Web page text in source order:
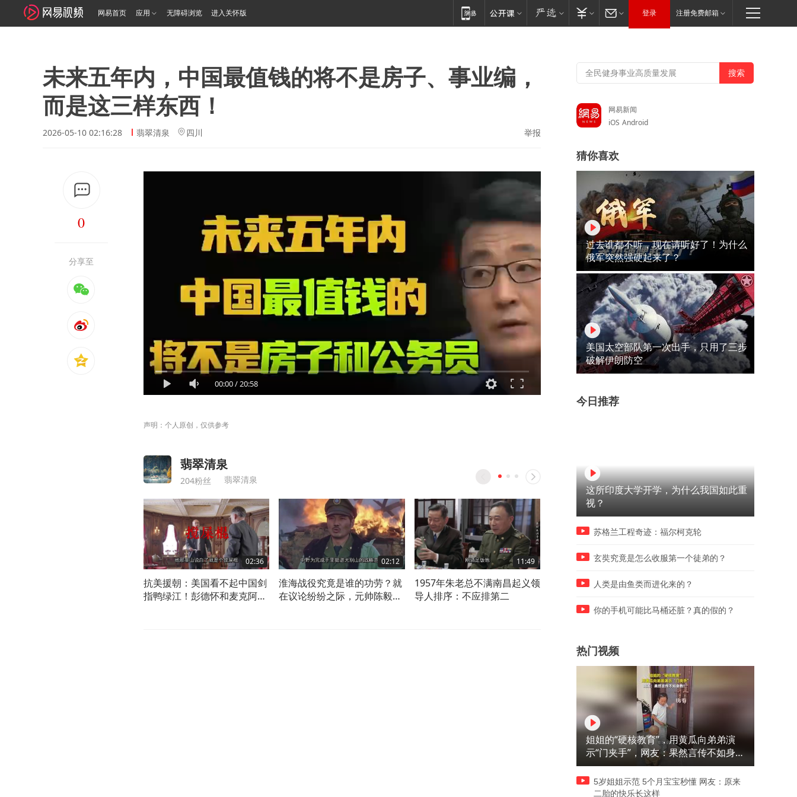
网易首页 应用 无障碍浏览 进入关怀版 登录 注册免费邮箱
未来五年内，中国最值钱的将不是房子、事业编，
而是这三样东西！
2026-05-10 02:16:28 翡翠清泉 四川 举报
0
分享至
00:00/20:58
声明：个人原创，仅供参考
翡翠清泉
204粉丝 翡翠清泉
02:36
抗美援朝：美国看不起中国剑
指鸭绿江！彭德怀和麦克阿瑟
02:12
淮海战役究竟是谁的功劳？就
在议论纷纷之际，元帅陈毅揭
11:49
1957年朱老总不满南昌起义领
导人排序：不应排第二
09:17
1961年英国核轰炸中国计划为
1962年毛主席问溥仪传国玉
网易新闻
iOS Android
猜你喜欢
过去谁都不听，现在请听好了！为什么
俄军突然强硬起来了？
美国太空部队第一次出手，只用了三步
破解伊朗防空
今日推荐
这所印度大学开学，为什么我国如此重
视？
苏格兰工程奇迹：福尔柯克轮
玄奘究竟是怎么收服第一个徒弟的？
人类是由鱼类而进化来的？
你的手机可能比马桶还脏？真的假的？
热门视频
姐姐的“硬核教育”，用黄瓜向弟弟演
示“门夹手”，网友：果然言传不如身
教！
5岁姐姐示范 5个月宝宝秒懂 网友：原来
二胎的快乐长这样